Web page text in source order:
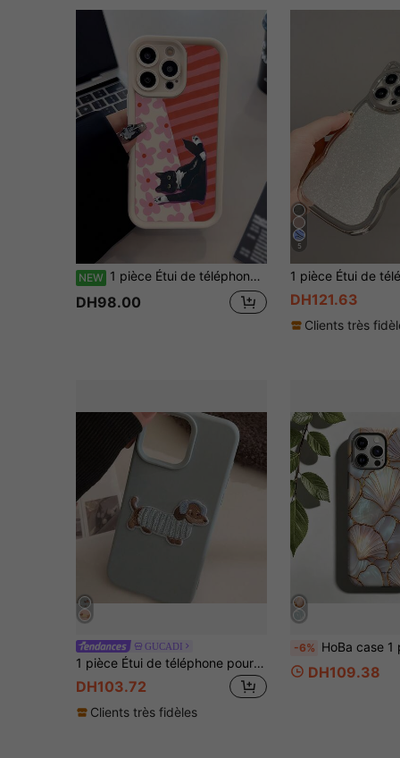
NEW 1 pièce Étui de téléphone à motif de chat rayé floral blanc cassé à micro-pores de sable de diamant anti-chute anti-empreintes de doigts à couverture complète compatible avec iPhone 17/16/16pro/16plus/15/15promax/15pro/11/12/13/14promax/11pro/11promax/12pro/12promax/13pro/13promax/14pro/
DH98.00
5
DH121.63
Clients très
GUCADI
1 pièce Étui de téléphone pour chien saucisse doux et délicat, antichoc, avec design de broderie mode. Couleur dopamine, esthétique coréenne, compatible avec les téléphones Apple. Anti-rayures, imperméable, anti-chute, printemps
DH103.72
Clients très fidèles
-6% HoBa case 1 pièce Étui de téléphone rigide à couverture complète avec film souple 2-en-1, motif plat 2D, compatible avec Galaxy A23/A24/A25/A32/33/S25, compatible avec Apple 7/8/11/12/13/14/14Plus/
DH109.38